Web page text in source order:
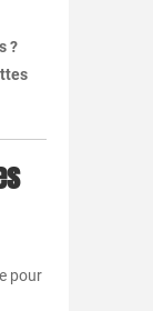
?
pour